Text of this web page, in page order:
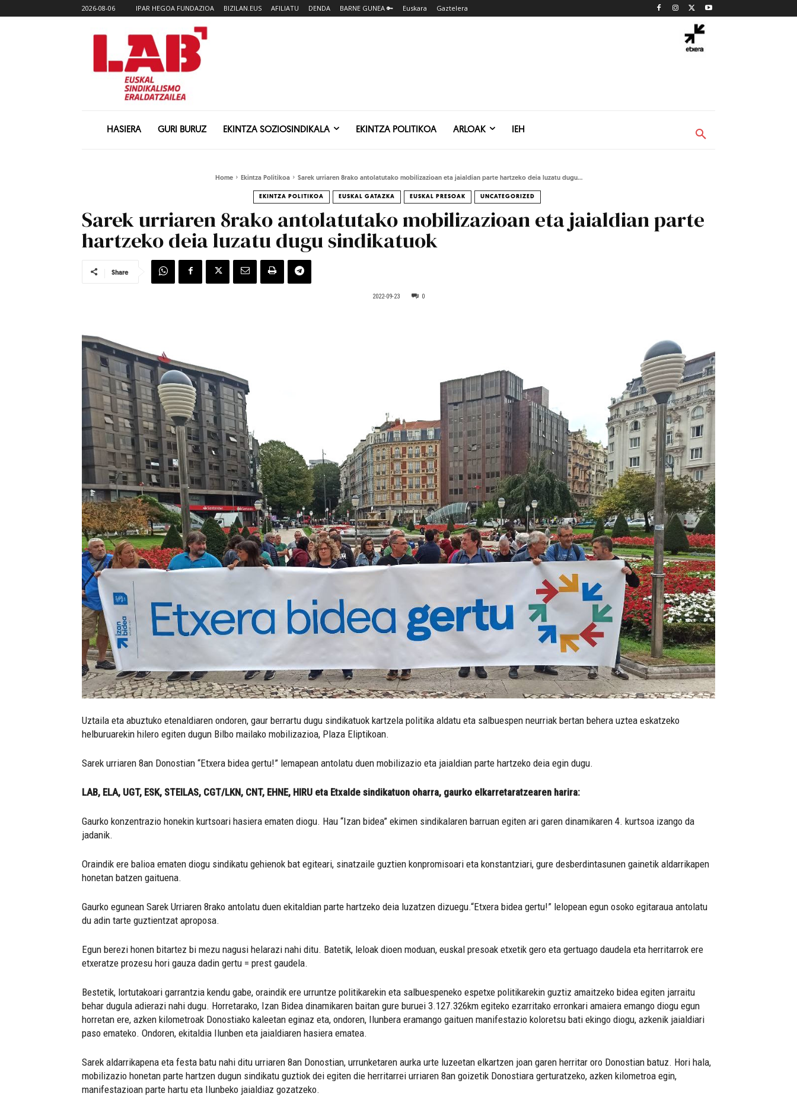
2026-08-06 IPAR HEGOA FUNDAZIOA BIZILAN.EUS AFILIATU DENDA BARNE GUNEA 🔑 Euskara Gaztelera
HASIERA GURI BURUZ EKINTZA SOZIOSINDIKALA EKINTZA POLITIKOA ARLOAK IEH
Home Ekintza Politikoa Sarek urriaren 8rako antolatutako mobilizazioan eta jaialdian parte hartzeko deia luzatu dugu...
EKINTZA POLITIKOA EUSKAL GATAZKA EUSKAL PRESOAK UNCATEGORIZED
Sarek urriaren 8rako antolatutako mobilizazioan eta jaialdian parte
hartzeko deia luzatu dugu sindikatuok
Share
2022-09-23 0
Uztaila eta abuztuko etenaldiaren ondoren, gaur berrartu dugu sindikatuok kartzela politika aldatu eta salbuespen neurriak bertan behera uztea eskatzeko
helburuarekin hilero egiten dugun Bilbo mailako mobilizazioa, Plaza Eliptikoan.
Sarek urriaren 8an Donostian “Etxera bidea gertu!” lemapean antolatu duen mobilizazio eta jaialdian parte hartzeko deia egin dugu.
LAB, ELA, UGT, ESK, STEILAS, CGT/LKN, CNT, EHNE, HIRU eta Etxalde sindikatuon oharra, gaurko elkarretaratzearen harira:
Gaurko konzentrazio honekin kurtsoari hasiera ematen diogu. Hau “Izan bidea” ekimen sindikalaren barruan egiten ari garen dinamikaren 4. kurtsoa izango da
jadanik.
Oraindik ere balioa ematen diogu sindikatu gehienok bat egiteari, sinatzaile guztien konpromisoari eta konstantziari, gure desberdintasunen gainetik aldarrikapen
honetan batzen gaituena.
Gaurko egunean Sarek Urriaren 8rako antolatu duen ekitaldian parte hartzeko deia luzatzen dizuegu.“Etxera bidea gertu!” lelopean egun osoko egitaraua antolatu
du adin tarte guztientzat aproposa.
Egun berezi honen bitartez bi mezu nagusi helarazi nahi ditu. Batetik, leloak dioen moduan, euskal presoak etxetik gero eta gertuago daudela eta herritarrok ere
etxeratze prozesu hori gauza dadin gertu = prest gaudela.
Bestetik, lortutakoari garrantzia kendu gabe, oraindik ere urruntze politikarekin eta salbuespeneko espetxe politikarekin guztiz amaitzeko bidea egiten jarraitu
behar dugula adierazi nahi dugu. Horretarako, Izan Bidea dinamikaren baitan gure buruei 3.127.326km egiteko ezarritako erronkari amaiera emango diogu egun
horretan ere, azken kilometroak Donostiako kaleetan eginaz eta, ondoren, Ilunbera eramango gaituen manifestazio koloretsu bati ekingo diogu, azkenik jaialdiari
paso emateko. Ondoren, ekitaldia Ilunben eta jaialdiaren hasiera ematea.
Sarek aldarrikapena eta festa batu nahi ditu urriaren 8an Donostian, urrunketaren aurka urte luzeetan elkartzen joan garen herritar oro Donostian batuz. Hori hala,
mobilizazio honetan parte hartzen dugun sindikatu guztiok dei egiten die herritarrei urriaren 8an goizetik Donostiara gerturatzeko, azken kilometroa egin,
manifestazioan parte hartu eta Ilunbeko jaialdiaz gozatzeko.